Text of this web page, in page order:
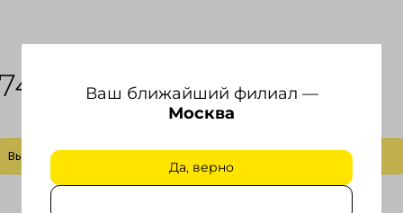
Ваш ближайший филиал —
Москва
Да, верно
₽ 0.00₽
Выбрать действие